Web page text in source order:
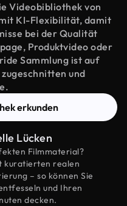
Videobibliothek von
KI-Flexibilität, damit
bei der Qualität
Produktvideo oder
Sammlung ist auf
und
erkunden
Lücken
Filmmaterial?
kuratierten realen
– so können Sie
und Ihren
decken.